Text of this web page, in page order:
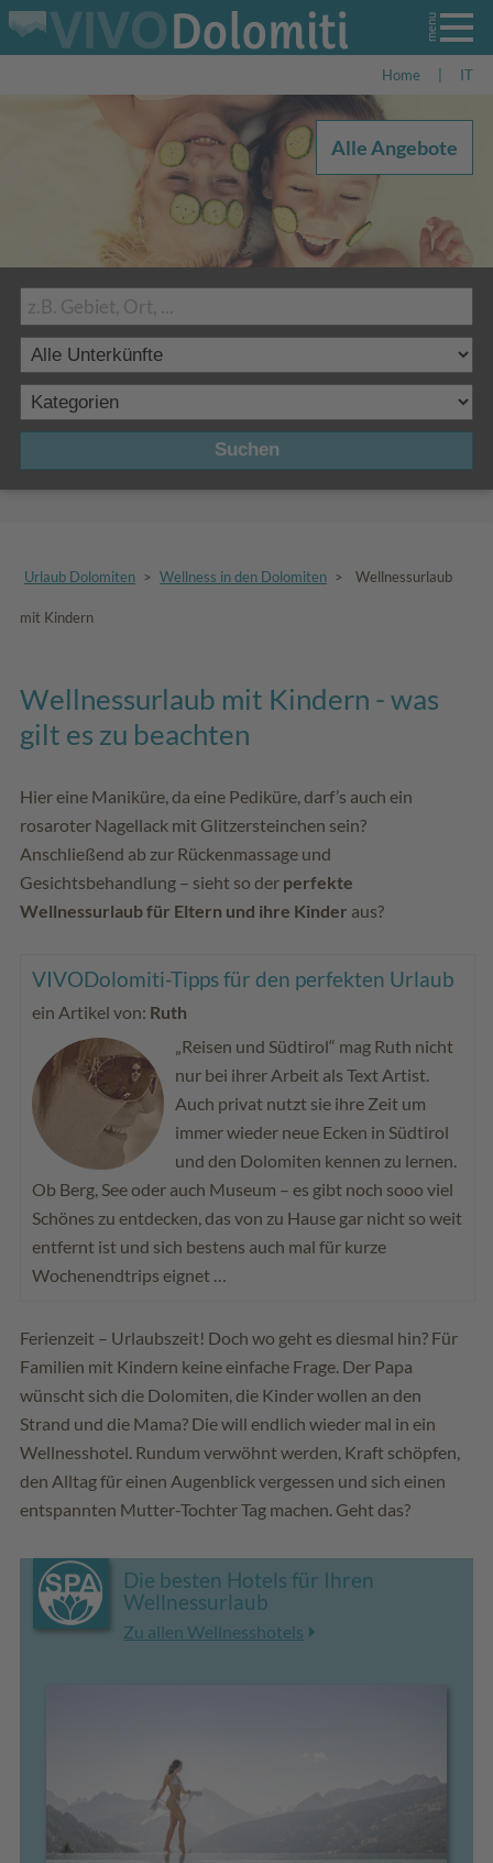
Home IT
Suchen
Alle Angebote
Urlaub Dolomiten > Wellness in den Dolomiten > Wellnessurlaub
mit Kindern
Wellnessurlaub mit Kindern - was
gilt es zu beachten
Hier eine Maniküre, da eine Pediküre, darf’s auch ein
rosaroter Nagellack mit Glitzersteinchen sein?
Anschließend ab zur Rückenmassage und
Gesichtsbehandlung – sieht so der perfekte
Wellnessurlaub für Eltern und ihre Kinder aus?
VIVODolomiti-Tipps für den perfekten Urlaub
ein Artikel von: Ruth
„Reisen und Südtirol“ mag Ruth nicht
nur bei ihrer Arbeit als Text Artist.
Auch privat nutzt sie ihre Zeit um
immer wieder neue Ecken in Südtirol
und den Dolomiten kennen zu lernen.
Ob Berg, See oder auch Museum – es gibt noch sooo viel
Schönes zu entdecken, das von zu Hause gar nicht so weit
entfernt ist und sich bestens auch mal für kurze
Wochenendtrips eignet …
Ferienzeit – Urlaubszeit! Doch wo geht es diesmal hin? Für
Familien mit Kindern keine einfache Frage. Der Papa
wünscht sich die Dolomiten, die Kinder wollen an den
Strand und die Mama? Die will endlich wieder mal in ein
Wellnesshotel. Rundum verwöhnt werden, Kraft schöpfen,
den Alltag für einen Augenblick vergessen und sich einen
entspannten Mutter-Tochter Tag machen. Geht das?
Die besten Hotels für Ihren
Wellnessurlaub
Zu allen Wellnesshotels